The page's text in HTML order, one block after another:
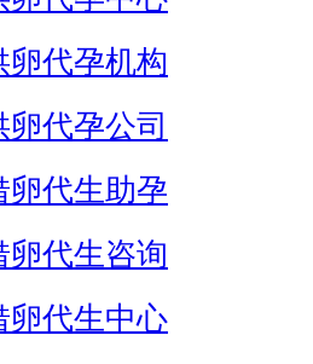
卵代孕机构
卵代孕公司
卵代生助孕
卵代生咨询
卵代生中心